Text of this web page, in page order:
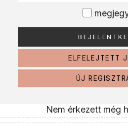
ELFELEJTETT
ÚJ
Nem érkezett még